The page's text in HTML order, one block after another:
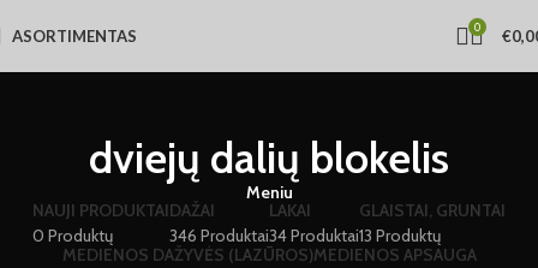
ASORTIMENTAS 0 €
dviejų dalių blokelis
Meniu
NAUJI PRODUKTAI
0 Produktų
DAŽAI
346 Produktai
LAKAI
34 Produktai
GLAISTAI, GRUNTAI
13 Produktų
MEDIENOS DAŽYVĖS (LAZŪROS)MEDIENOS APSAUGA